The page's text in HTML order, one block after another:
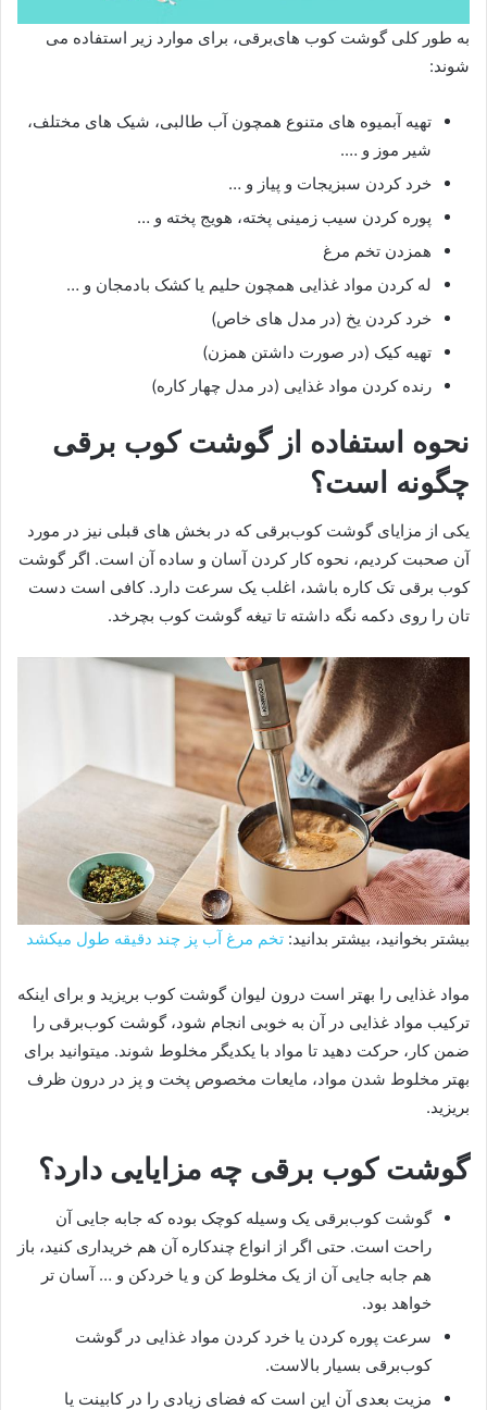
به طور کلی گوشت کوب های‌برقی، برای موارد زیر استفاده می
شوند:
تهیه آبمیوه های متنوع همچون آب طالبی، شیک های مختلف،
شیر موز و ….
خرد کردن سبزیجات و پیاز و …
پوره کردن سیب زمینی پخته، هویج پخته و …
همزدن تخم مرغ
له کردن مواد غذایی همچون حلیم یا کشک بادمجان و …
خرد کردن یخ (در مدل های خاص)
تهیه کیک (در صورت داشتن همزن)
رنده کردن مواد غذایی (در مدل چهار کاره)
نحوه استفاده از گوشت کوب برقی
چگونه است؟
یکی از مزایای گوشت کوب‌برقی که در بخش های قبلی نیز در مورد
آن صحبت کردیم، نحوه کار کردن آسان و ساده آن است. اگر گوشت
کوب برقی تک کاره باشد، اغلب یک سرعت دارد. کافی است دست
تان را روی دکمه نگه داشته تا تیغه گوشت کوب بچرخد.
بیشتر بخوانید، بیشتر بدانید: تخم مرغ آب پز چند دقیقه طول میکشد
مواد غذایی را بهتر است درون لیوان گوشت کوب بریزید و برای اینکه
ترکیب مواد غذایی در آن به خوبی انجام شود، گوشت کوب‌برقی را
ضمن کار، حرکت دهید تا مواد با یکدیگر مخلوط شوند. میتوانید برای
بهتر مخلوط شدن مواد، مایعات مخصوص پخت و پز در درون ظرف
بریزید.
گوشت کوب برقی چه مزایایی دارد؟
گوشت کوب‌برقی یک وسیله کوچک بوده که جابه جایی آن
راحت است. حتی اگر از انواع چندکاره آن هم خریداری کنید، باز
هم جابه جایی آن از یک مخلوط کن و یا خردکن و … آسان تر
خواهد بود.
سرعت پوره کردن یا خرد کردن مواد غذایی در گوشت
کوب‌برقی بسیار بالاست.
مزیت بعدی آن این است که فضای زیادی را در کابینت یا